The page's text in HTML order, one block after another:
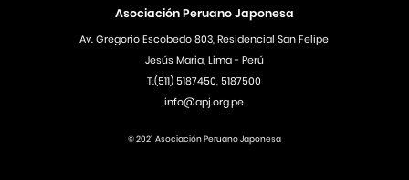
Asociación Peruano Japonesa
Av. Gregorio Escobedo 803, Residencial San Felipe
Jesús Maria, Lima - Perú
T.(511) 5187450, 5187500
info@apj.org.pe
© 2021 Asociación Peruano Japonesa